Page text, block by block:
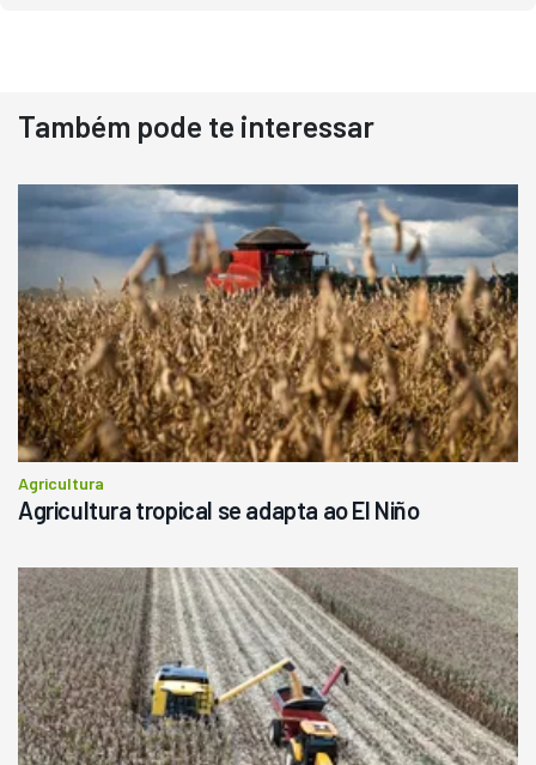
Pá Carregadeira Cat 966
Ano 1987
R$ 145.000
Consultar
Também pode te interessar
Agricultura
Agricultura tropical se adapta ao El Niño